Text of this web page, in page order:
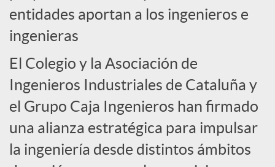
a
l
e
s
entidades aportan a los ingenieros e
ingenieras
El Colegio y la Asociación de
Ingenieros Industriales de Cataluña y
el Grupo Caja Ingenieros han firmado
una alianza estratégica para impulsar
la ingeniería desde distintos ámbitos